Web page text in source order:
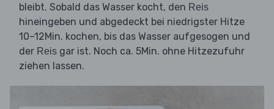
bleibt. Sobald das Wasser kocht, den Reis
hineingeben und abgedeckt bei niedrigster Hitze
10–12Min. kochen, bis das Wasser aufgesogen und
der Reis gar ist. Noch ca. 5Min. ohne Hitzezufuhr
ziehen lassen.